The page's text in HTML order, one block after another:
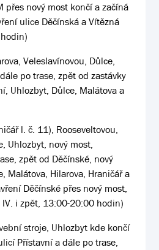
přes nový most končí a začíná
ulice Děčínská a Vítězná
Veleslavínovou, Důlce,
po trase, zpět od zastávky
Uhlozbyt, Důlce, Malátova a
l. č. 11), Rooseveltovou,
Uhlozbyt, nový most,
zpět od Děčínské, nový
Malátova, Hilarova, Hraničář a
Děčínské přes nový most,
IV. i zpět, 13:00-20:00 hodin)
stroje, Uhlozbyt kde končí
Přístavní a dále po trase,